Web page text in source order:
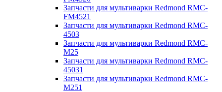
Запчасти для мультиварки Redmond RMC-
FM4521
Запчасти для мультиварки Redmond RMC-
4503
Запчасти для мультиварки Redmond RMC-
M25
Запчасти для мультиварки Redmond RMC-
45031
Запчасти для мультиварки Redmond RMC-
M251